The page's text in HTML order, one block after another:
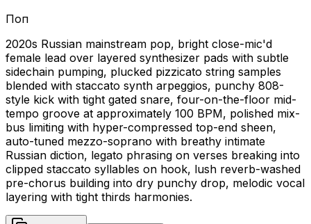
Поп
2020s Russian mainstream pop, bright close-mic'd
female lead over layered synthesizer pads with subtle
sidechain pumping, plucked pizzicato string samples
blended with staccato synth arpeggios, punchy 808-
style kick with tight gated snare, four-on-the-floor mid-
tempo groove at approximately 100 BPM, polished mix-
bus limiting with hyper-compressed top-end sheen,
auto-tuned mezzo-soprano with breathy intimate
Russian diction, legato phrasing on verses breaking into
clipped staccato syllables on hook, lush reverb-washed
pre-chorus building into dry punchy drop, melodic vocal
layering with tight thirds harmonies.